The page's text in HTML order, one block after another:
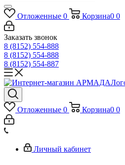
Отложенные 0 Корзина0 0
Заказать звонок
8 (8152) 554-888
8 (8152) 554-888
8 (8152) 554-887
Отложенные 0 Корзина0 0
Личный кабинет